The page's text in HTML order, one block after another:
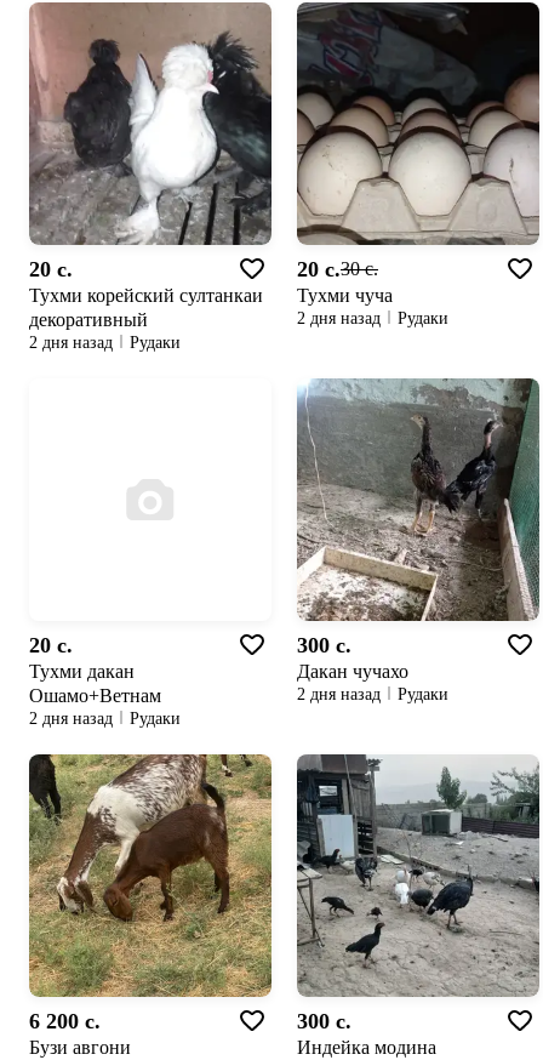
20 c.
Тухми корейский султанкаи
декоративный
2 дня назад Рудаки
20 c.30 c.
Тухми чуча
2 дня назад Рудаки
20 c.
Тухми дакан
Ошамо+Ветнам
2 дня назад Рудаки
300 c.
Дакан чучахо
2 дня назад Рудаки
6 200 c.
Бузи авгони
300 c.
Индейка модина